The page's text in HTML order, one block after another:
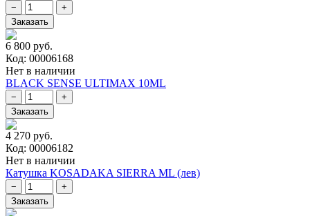
6 800 руб.
Код: 00006168
Нет в наличии
BLACK SENSE ULTIMAX 10ML
4 270 руб.
Код: 00006182
Нет в наличии
Катушка KOSADAKA SIERRA ML (лев)